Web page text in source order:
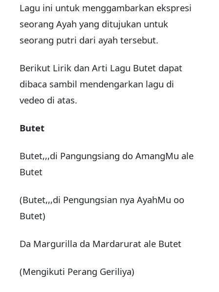
Lagu ini untuk menggambarkan ekspresi
seorang Ayah yang ditujukan untuk
seorang putri dari ayah tersebut.
Berikut Lirik dan Arti Lagu Butet dapat
dibaca sambil mendengarkan lagu di
vedeo di atas.
Butet
Butet,,,di Pangungsiang do AmangMu ale
Butet
(Butet,,,di Pengungsian nya AyahMu oo
Butet)
Da Margurilla da Mardarurat ale Butet
(Mengikuti Perang Geriliya)